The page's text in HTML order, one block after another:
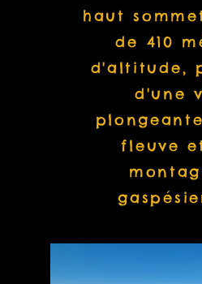
haut
de 410
d'altitude,
d'une
fleuve